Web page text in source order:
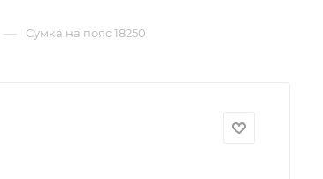
— Сумка на пояс 18250